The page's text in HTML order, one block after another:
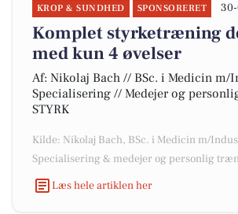
KROP & SUNDHED SPONSORERET
Komplet styrketræning
med kun 4 øvelser
Af: Nikolaj Bach // BSc. i Medicin m/
Specialisering // Medejer og
STYRK
Kilde: Nikolaj Bach, BSc. i Medicin m/
Specialisering & medejer og personlig
Læs hele artiklen her